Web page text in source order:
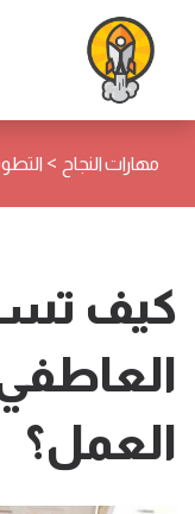
مهارات النجاح >
كيف
العمل؟